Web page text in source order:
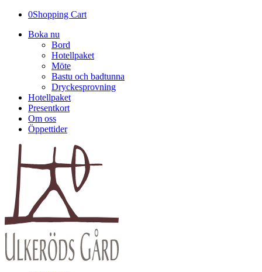
0Shopping Cart
Boka nu
Bord
Hotellpaket
Möte
Bastu och badtunna
Dryckesprovning
Hotellpaket
Presentkort
Om oss
Öppettider